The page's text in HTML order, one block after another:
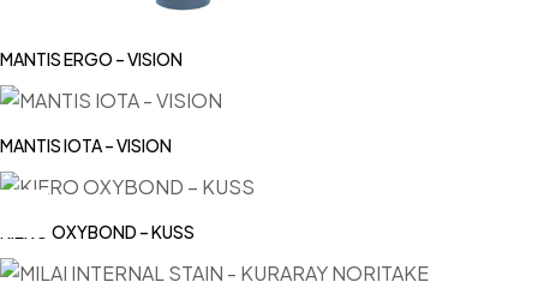
MANTIS ERGO – VISION
MANTIS IOTA – VISION
KIERO OXYBOND – KUSS